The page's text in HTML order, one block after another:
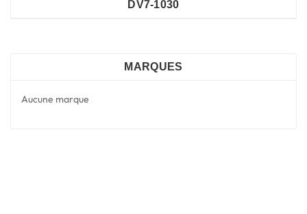
DV7-1030
MARQUES
Aucune marque